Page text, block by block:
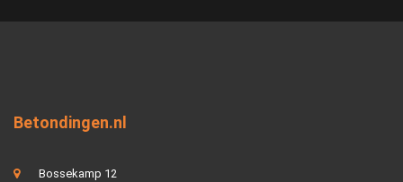
Betondingen.nl
Bossekamp 12